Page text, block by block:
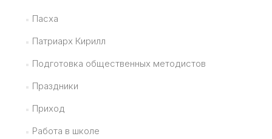
Пасха
Патриарх Кирилл
Подготовка общественных методистов
Праздники
Приход
Работа в школе